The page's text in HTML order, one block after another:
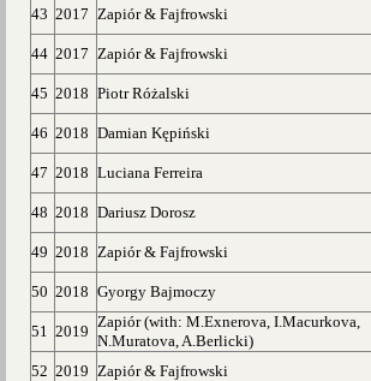
43 2017 Zapiór & Fajfrowski
44 2017 Zapiór & Fajfrowski
45 2018 Piotr Różalski
46 2018 Damian Kępiński
47 2018 Luciana Ferreira
48 2018 Dariusz Dorosz
49 2018 Zapiór & Fajfrowski
50 2018 Gyorgy Bajmoczy
51 2019
Zapiór (with: M.Exnerova, I.Macurkova,
N.Muratova, A.Berlicki)
52 2019 Zapiór & Fajfrowski